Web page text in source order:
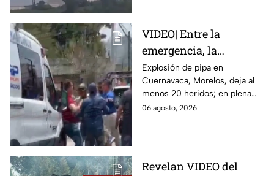
VIDEO| Entre la
emergencia, la
desesperación y el
llanto de un niño;
adultos desatan pelea
tras explosión de pipa
Explosión de pipa en
Cuernavaca, Morelos, deja al
menos 20 heridos; en plena
emergencia, dos hombres
06 agosto, 2026
Revelan VIDEO del